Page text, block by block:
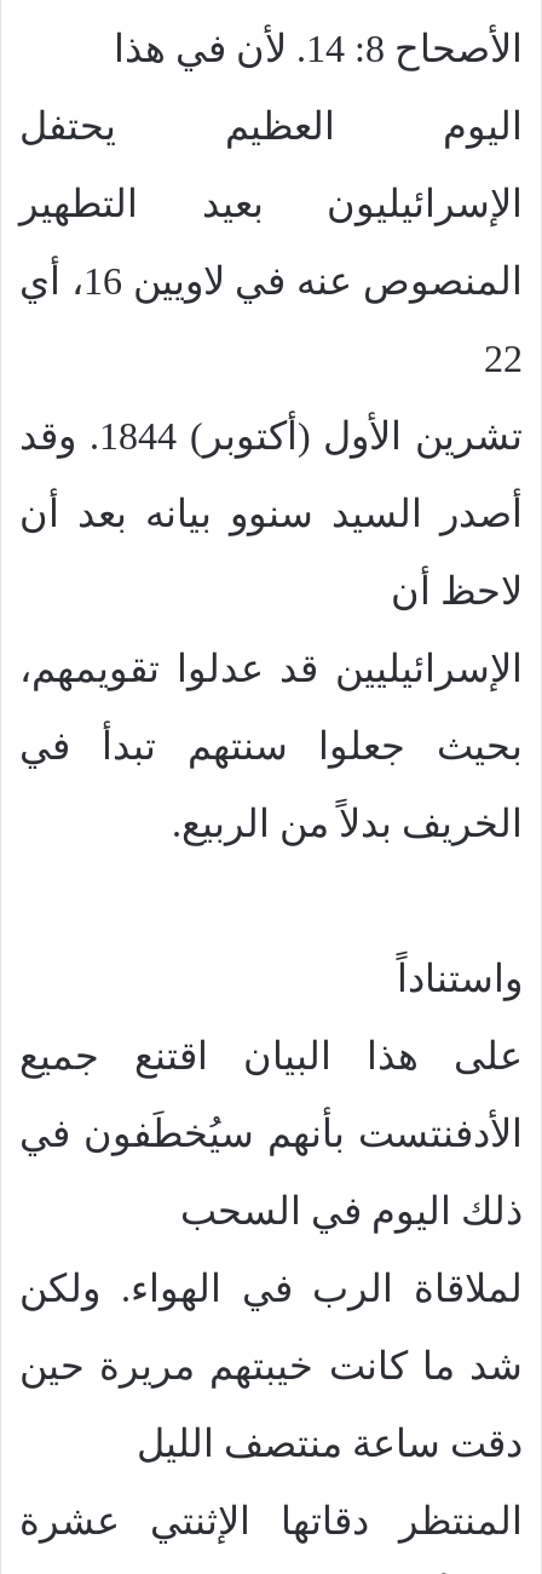
الأصحاح 8: 14. لأن في هذا
اليوم العظيم يحتفل
الإسرائيليون بعيد التطهير
المنصوص عنه في لاويين 16، أي
22
تشرين الأول (أكتوبر) 1844. وقد
أصدر السيد سنوو بيانه بعد أن
لاحظ أن
الإسرائيليين قد عدلوا تقويمهم،
بحيث جعلوا سنتهم تبدأ في
الخريف بدلاً من الربيع.
واستناداً
على هذا البيان اقتنع جميع
الأدفنتست بأنهم سيُخطَفون في
ذلك اليوم في السحب
لملاقاة الرب في الهواء. ولكن
شد ما كانت خيبتهم مريرة حين
دقت ساعة منتصف الليل
المنتظر دقاتها الإثنتي عشرة